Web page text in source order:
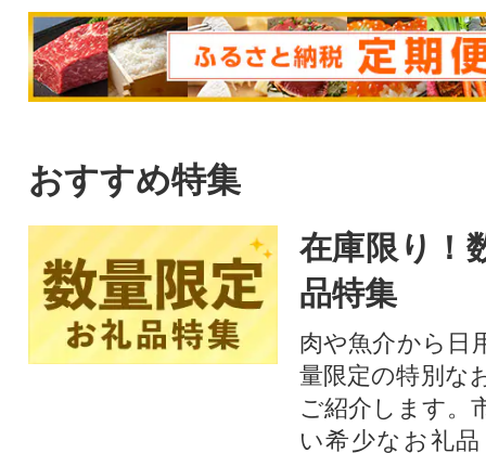
おすすめ特集
在庫限り！
品特集
肉や魚介から日
量限定の特別な
ご紹介します。
い希少なお礼